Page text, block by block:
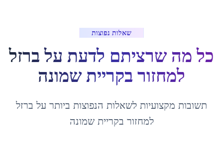
שאלות נפוצות
כל מה שרציתם לדעת על ברזל
למחזור בקריית שמונה
תשובות מקצועיות לשאלות הנפוצות ביותר על ברזל
למחזור בקריית שמונה